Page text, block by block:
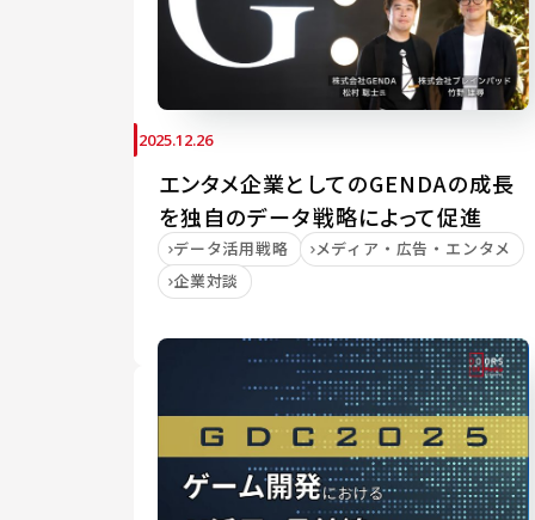
2025.12.26
エンタメ企業としてのGENDAの成長
を独自のデータ戦略によって促進
データ活用戦略
メディア・広告・エンタメ
企業対談